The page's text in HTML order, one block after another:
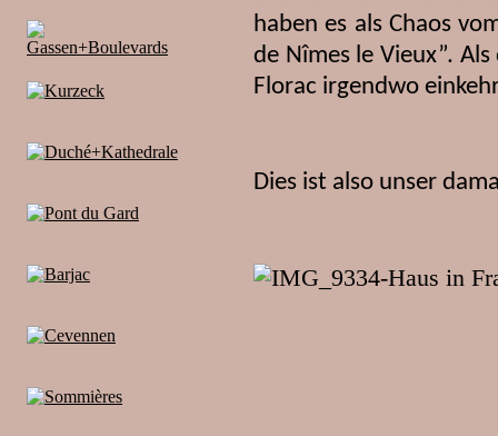
haben es als Chaos
de Nîmes le Vieux”.
Florac irgendwo
Dies ist also unser